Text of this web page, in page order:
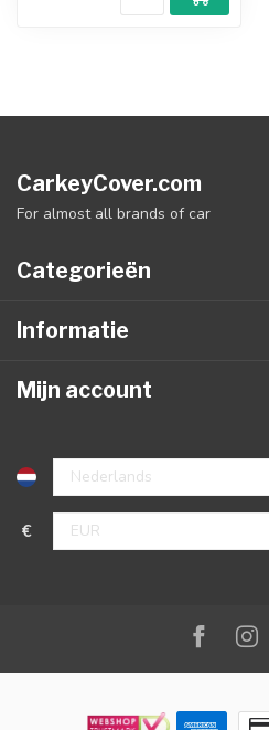
CarkeyCover.com
For almost all brands of car
Categorieën
Informatie
Mijn account
€